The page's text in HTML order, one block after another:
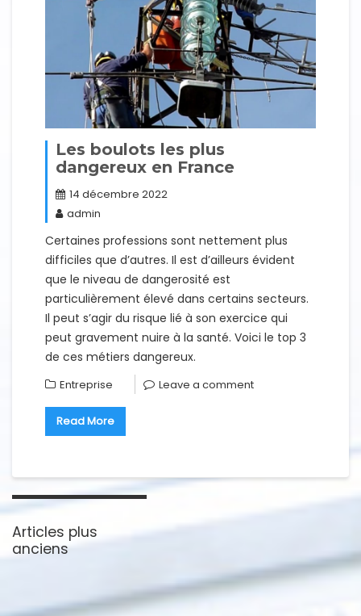
Les boulots les plus
dangereux en France
14 décembre 2022
admin
Certaines professions sont nettement plus
difficiles que d’autres. Il est d’ailleurs évident
que le niveau de dangerosité est
particulièrement élevé dans certains secteurs.
Il peut s’agir du risque lié à son exercice qui
peut gravement nuire à la santé. Voici le top 3
de ces métiers dangereux.
Entreprise Leave a comment
Read More
Navigation
articles
Articles plus
anciens